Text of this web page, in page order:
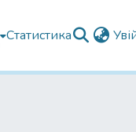
Статистика